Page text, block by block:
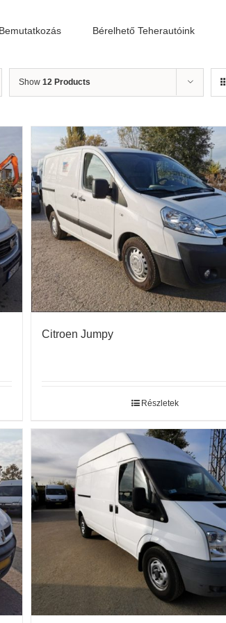
Bemutatkozás Bérelhető Teherautóink
Show 12 Products
Citroen Jumpy
Részletek